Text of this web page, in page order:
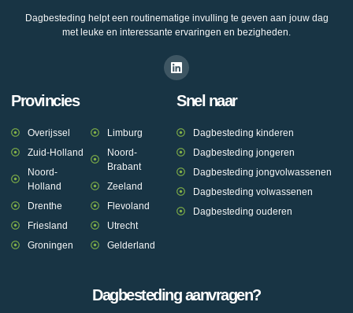
Dagbesteding helpt een routinematige invulling te geven aan jouw dag
met leuke en interessante ervaringen en bezigheden.
Provincies
Overijssel
Zuid-Holland
Noord-
Holland
Drenthe
Friesland
Groningen
Limburg
Noord-
Brabant
Zeeland
Flevoland
Utrecht
Gelderland
Snel naar
Dagbesteding kinderen
Dagbesteding jongeren
Dagbesteding jongvolwassenen
Dagbesteding volwassenen
Dagbesteding ouderen
Dagbesteding aanvragen?